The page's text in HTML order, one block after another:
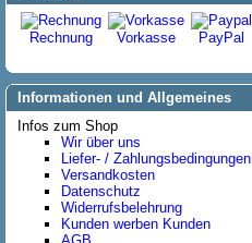
Rechnung Vorkasse PayPal
Informationen und Allgemeines
Infos zum Shop
Wir über uns
Liefer- / Zahlungsbedingungen
Versandkosten
Datenschutz
Widerrufsbelehrung
Kunden werben Kunden